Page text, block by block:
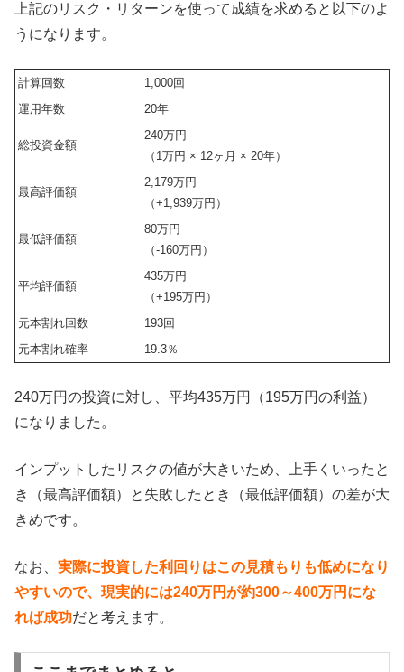
上記のリスク・リターンを使って成績を求めると以下のよ
うになります。
計算回数
1,000回
運用年数
20年
総投資金額
240万円
（1万円 × 12ヶ月 × 20年）
最高評価額
2,179万円
（+1,939万円）
最低評価額
80万円
（-160万円）
平均評価額
435万円
（+195万円）
元本割れ回数
193回
元本割れ確率
19.3％
240万円の投資に対し、平均435万円（195万円の利益）
になりました。
インプットしたリスクの値が大きいため、上手くいったと
き（最高評価額）と失敗したとき（最低評価額）の差が大
きめです。
なお、 実際に投資した利回りはこの見積もりも低めになり
やすいので、現実的には240万円が約300～400万円にな
れば成功だと考えます。